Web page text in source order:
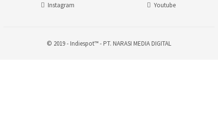
Instagram
Youtube
© 2019 - Indiespot™ - PT. NARASI MEDIA DIGITAL